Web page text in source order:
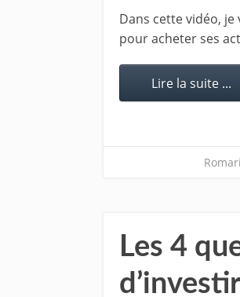
Dans cette vidéo,
pour acheter ses
Lire la suite ...
Les 4